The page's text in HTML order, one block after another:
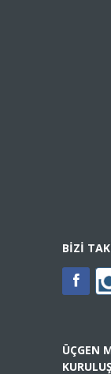
BIZI
ÜÇGEN